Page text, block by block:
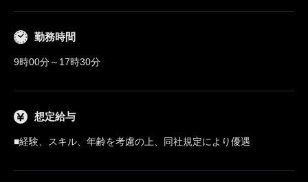
勤務時間
9時00分～17時30分
想定給与
■経験、スキル、年齢を考慮の上、同社規定により優遇